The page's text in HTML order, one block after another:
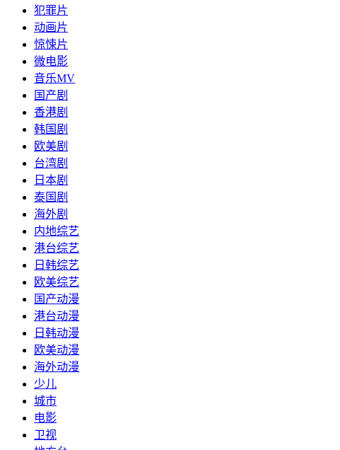
犯罪片
动画片
惊悚片
微电影
音乐MV
国产剧
香港剧
韩国剧
欧美剧
台湾剧
日本剧
泰国剧
海外剧
内地综艺
港台综艺
日韩综艺
欧美综艺
国产动漫
港台动漫
日韩动漫
欧美动漫
海外动漫
少儿
城市
电影
卫视